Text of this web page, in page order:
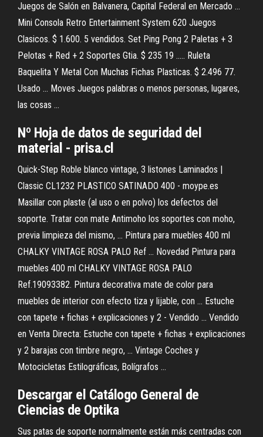
Juegos de Salón en Balvanera, Capital Federal en Mercado ...
Mini Consola Retro Entertainment System 620 Juegos
Clasicos. $ 1.600. 5 vendidos. Set Ping Pong 2 Paletas + 3
Pelotas + Red + 2 Soportes Gtia. $ 235 19 ..... Ruleta
Baquelita Y Metal Con Muchas Fichas Plasticas. $ 2.496 77.
Usado ... Moves Juegos palabras o menos personas, lugares,
las cosas ...
Nº Hoja de datos de seguridad del
material - prisa.cl
Quick-Step Roble blanco vintage, 3 listones Laminados |
Classic CL1232 PLASTICO SATINADO 400 - moype.es
Masillar con plaste (al uso o en polvo) los defectos del
soporte. Tratar con mate Antimoho los soportes con moho,
previa limpieza del mismo, ... Pintura para muebles 400 ml
CHALKY VINTAGE ROSA PALO Ref ... Novedad Pintura para
muebles 400 ml CHALKY VINTAGE ROSA PALO
Ref.19093382. Pintura decorativa mate de color para
muebles de interior con efecto tiza y lijable, con ... Estuche
con tapete + fichas + explicaciones y 2 - Vendido ... Vendido
en Venta Directa: Estuche con tapete + fichas + explicaciones
y 2 barajas con timbre negro, ... Vintage Coches y
Motocicletas Estilográficas, Bolígrafos ...
Descargar el Catálogo General de
Ciencias de Optika
Sus patas de soporte normalmente están más centradas con